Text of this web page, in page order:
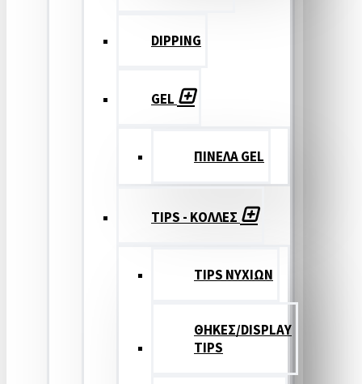
DIPPING
GEL
ΠΙΝΕΛΑ GEL
TIPS - ΚΟΛΛΕΣ
TIPS ΝΥΧΙΩΝ
ΘΗΚΕΣ/DISPLAY
TIPS